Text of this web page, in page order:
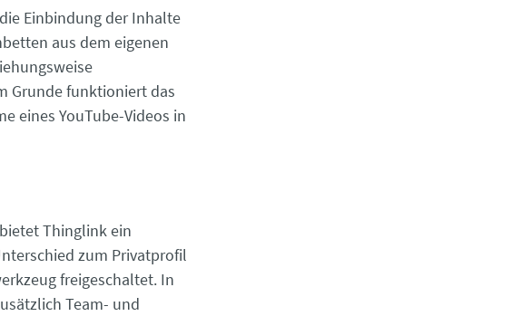
Einbindung der Inhalte
aus dem eigenen
Grunde funktioniert das
eines YouTube-Videos in
Thinglink ein
zum Privatprofil
freigeschaltet. In
Team- und